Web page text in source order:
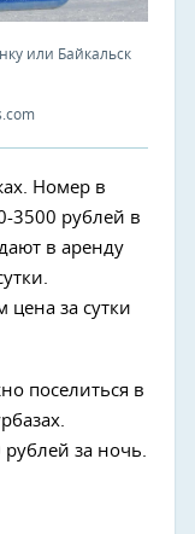
или Байкальск
Номер в
3500 рублей в
в аренду
цена за сутки
поселиться в
за ночь.